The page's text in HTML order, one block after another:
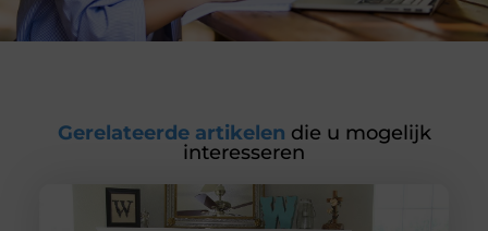
Gerelateerde artikelen die u mogelijk
interesseren